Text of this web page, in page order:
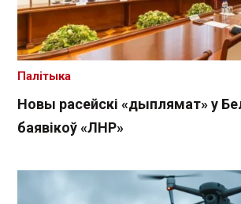
Новы расейскі «дыплямат» у
баявікоў «ЛНР»
Палітыка